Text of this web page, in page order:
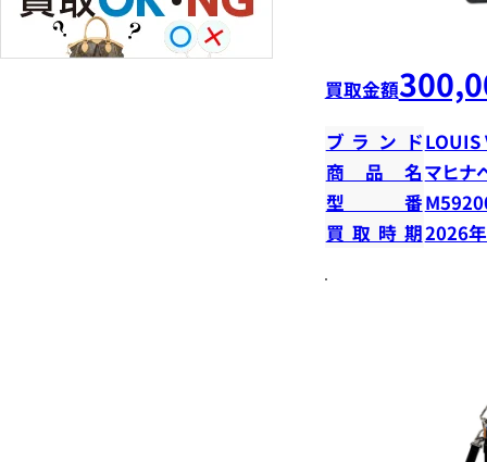
買取金額
ブランドLOUIS
商品名マヒナ
型番
買取時期2026